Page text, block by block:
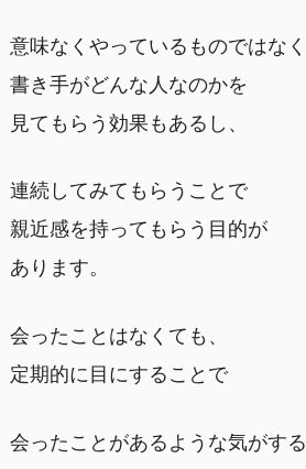
意味なくやっているものではなく
書き手がどんな人なのかを
見てもらう効果もあるし、
連続してみてもらうことで
親近感を持ってもらう目的が
あります。
会ったことはなくても、
定期的に目にすることで
会ったことがあるような気がする